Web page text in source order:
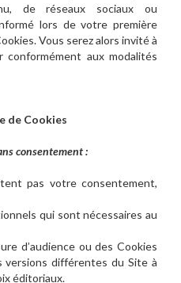
de réseaux sociaux ou
lors de votre première
Vous serez alors invité à
aux modalités
de Cookies
consentement :
pas votre consentement,
qui sont nécessaires au
d’audience ou des Cookies
différentes du Site à
éditoriaux.